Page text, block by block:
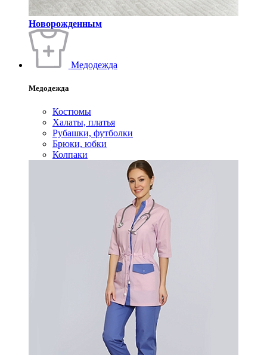
Новорожденным
Медодежда
Медодежда
Костюмы
Халаты, платья
Рубашки, футболки
Брюки, юбки
Колпаки